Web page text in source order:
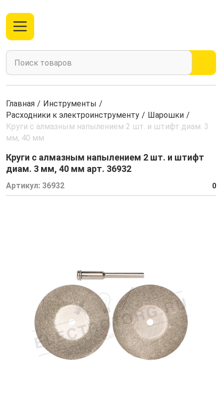
Главная / Инструменты /
Расходники к электроинструменту / Шарошки /
Круги с алмазным напылением 2 шт. и штифт диам. 3
мм, 40 мм
Круги с алмазным напылением 2 шт. и штифт
диам. 3 мм, 40 мм арт. 36932
Артикул: 36932 0